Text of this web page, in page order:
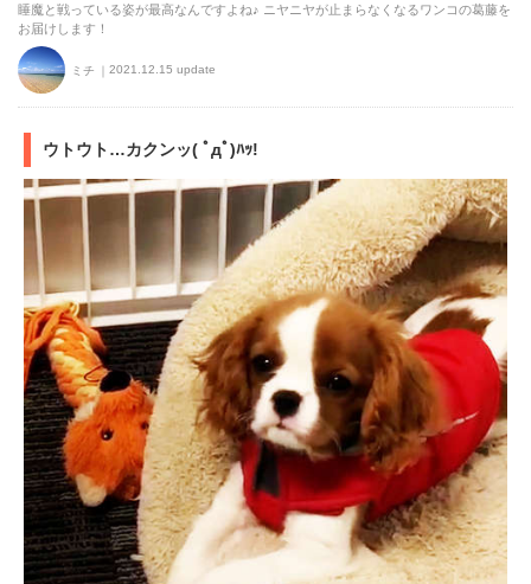
睡魔と戦っている姿が最高なんですよね♪ ニヤニヤが止まらなくなるワンコの葛藤を
お届けします！
ミチ 2021.12.15 update
ウトウト…カクンッ( ﾟдﾟ)ﾊｯ!